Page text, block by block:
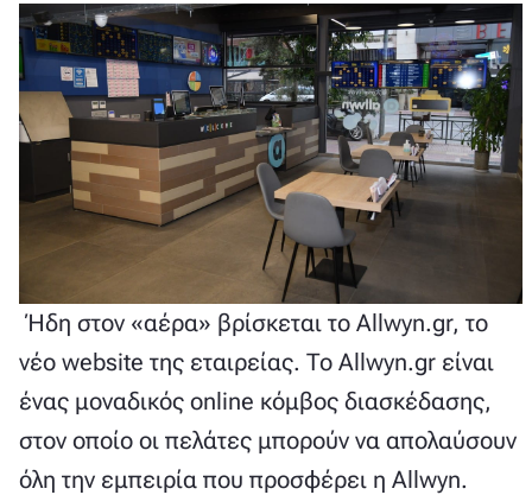
Ήδη στον «αέρα» βρίσκεται το Allwyn.gr, το
νέο website της εταιρείας. Το Allwyn.gr είναι
ένας μοναδικός online κόμβος διασκέδασης,
στον οποίο οι πελάτες μπορούν να απολαύσουν
όλη την εμπειρία που προσφέρει η Allwyn.